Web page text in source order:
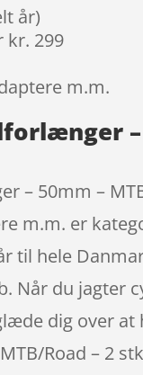
år)
kr. 299
m.m.
– 50mm –
m.m. er
til hele
Når du jagter
dig over
Road – 2